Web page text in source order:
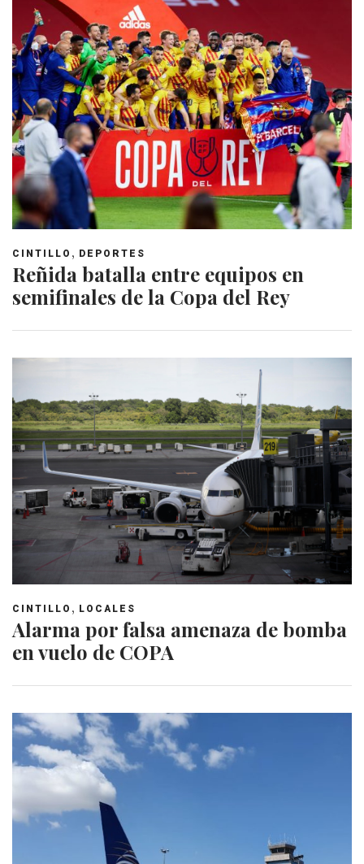
CINTILLO , DEPORTES
Reñida batalla entre equipos en
semifinales de la Copa del Rey
CINTILLO , LOCALES
Alarma por falsa amenaza de bomba
en vuelo de COPA